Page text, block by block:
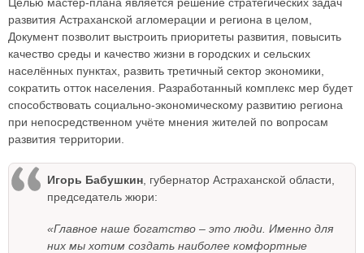
развития Астраханской агломерации и региона в целом,
Документ позволит выстроить приоритеты развития, повысить
качество среды и качество жизни в городских и сельских
населённых пунктах, развить третичный сектор экономики,
сократить отток населения. Разработанный комплекс мер будет
способствовать социально-экономическому развитию региона
при непосредственном учёте мнения жителей по вопросам
развития территории.
Игорь Бабушкин , губернатор Астраханской области,
председатель жюри:
«Главное наше богатство – это люди. Именно для
них мы хотим создать наиболее комфортные